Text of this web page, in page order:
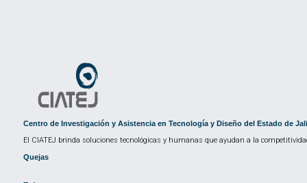
Centro de Investigación y Asistencia en Tecnología y Diseño del Estado de
El CIATEJ brinda soluciones tecnológicas y humanas que ayudan a la
Quejas